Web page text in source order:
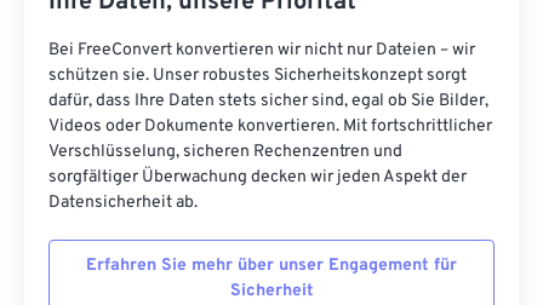
Bei FreeConvert konvertieren wir nicht nur Dateien – wir
schützen sie. Unser robustes Sicherheitskonzept sorgt
dafür, dass Ihre Daten stets sicher sind, egal ob Sie Bilder,
Videos oder Dokumente konvertieren. Mit fortschrittlicher
Verschlüsselung, sicheren Rechenzentren und
sorgfältiger Überwachung decken wir jeden Aspekt der
Datensicherheit ab.
Erfahren Sie mehr über unser Engagement für
Sicherheit